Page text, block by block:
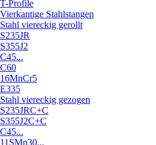
T-Profile
Vierkantige Stahlstangen
Stahl viereckig gerollt
S235JR
S355J2
C45...
C60
16MnCr5
E335
Stahl viereckig gezogen
S235JRC+C
S355J2C+C
C45...
11SMn30...